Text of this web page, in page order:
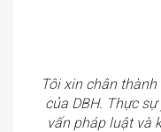
Tôi xin chân
của DBH. Thực
vấn pháp luật và